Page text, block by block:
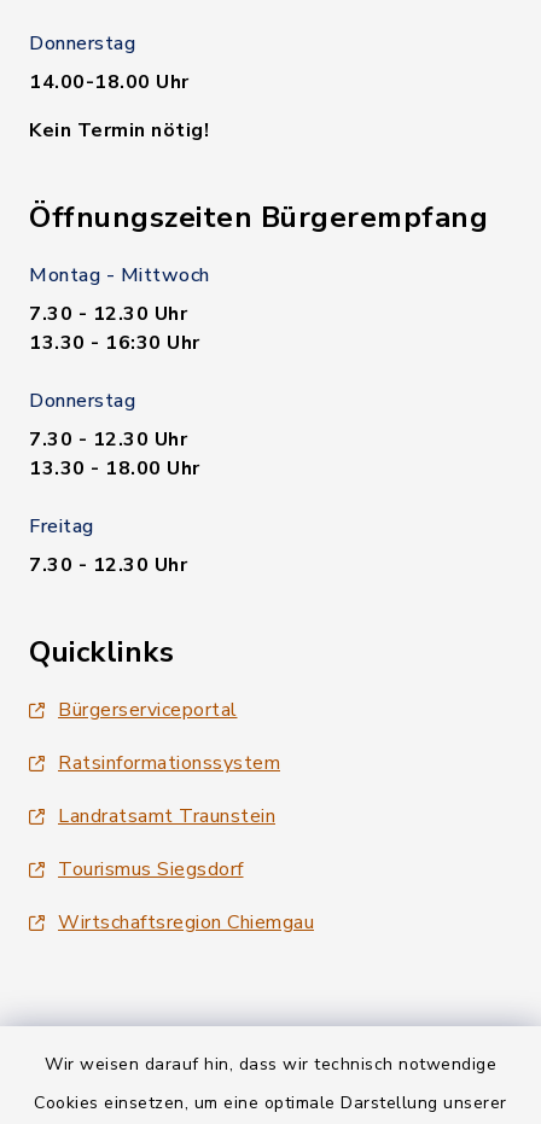
Wir weisen darauf hin, dass wir technisch notwendige
Cookies einsetzen, um eine optimale Darstellung unserer
Donnerstag
14.00-18.00 Uhr
Kein Termin nötig!
Öffnungszeiten Bürgerempfang
Montag - Mittwoch
7.30 - 12.30 Uhr
13.30 - 16:30 Uhr
Donnerstag
7.30 - 12.30 Uhr
13.30 - 18.00 Uhr
Freitag
7.30 - 12.30 Uhr
Quicklinks
Bürgerserviceportal
Ratsinformationssystem
Landratsamt Traunstein
Tourismus Siegsdorf
Wirtschaftsregion Chiemgau
Kontakt